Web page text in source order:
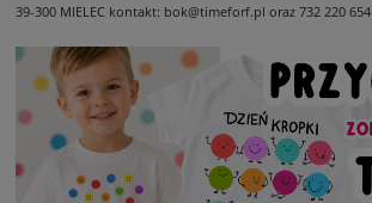
39-300 MIELEC kontakt: bok@timeforf.pl oraz 732 220 654